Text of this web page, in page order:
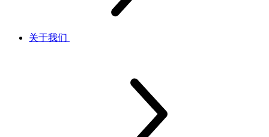
关于我们